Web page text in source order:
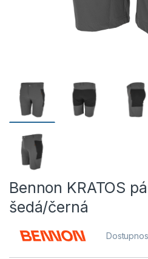
Bennon KRATOS
šedá/černá